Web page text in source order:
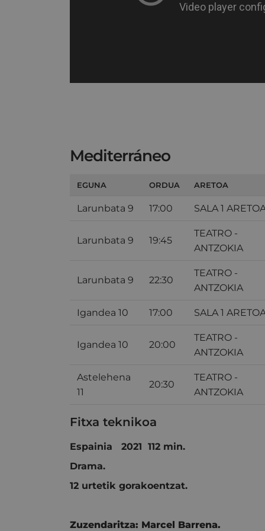
Mediterráneo
EGUNA ORDUA ARETOA
Larunbata 9 17:00 SALA 1
Larunbata 9 19:45
TEATRO -
ANTZOKIA
Larunbata 9 22:30
TEATRO -
ANTZOKIA
Igandea 10 17:00 SALA 1
Igandea 10 20:00
TEATRO -
ANTZOKIA
Astelehena
11
20:30
TEATRO -
ANTZOKIA
Fitxa teknikoa
Espainia 2021 112 min.
Drama.
12 urtetik gorakoentzat.
Zuzendaritza: Marcel Barrena.